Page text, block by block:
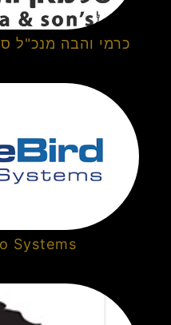
כרמי והבה מנכ"ל
Systems